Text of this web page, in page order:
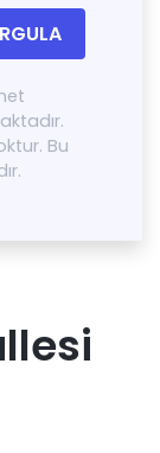
Bu